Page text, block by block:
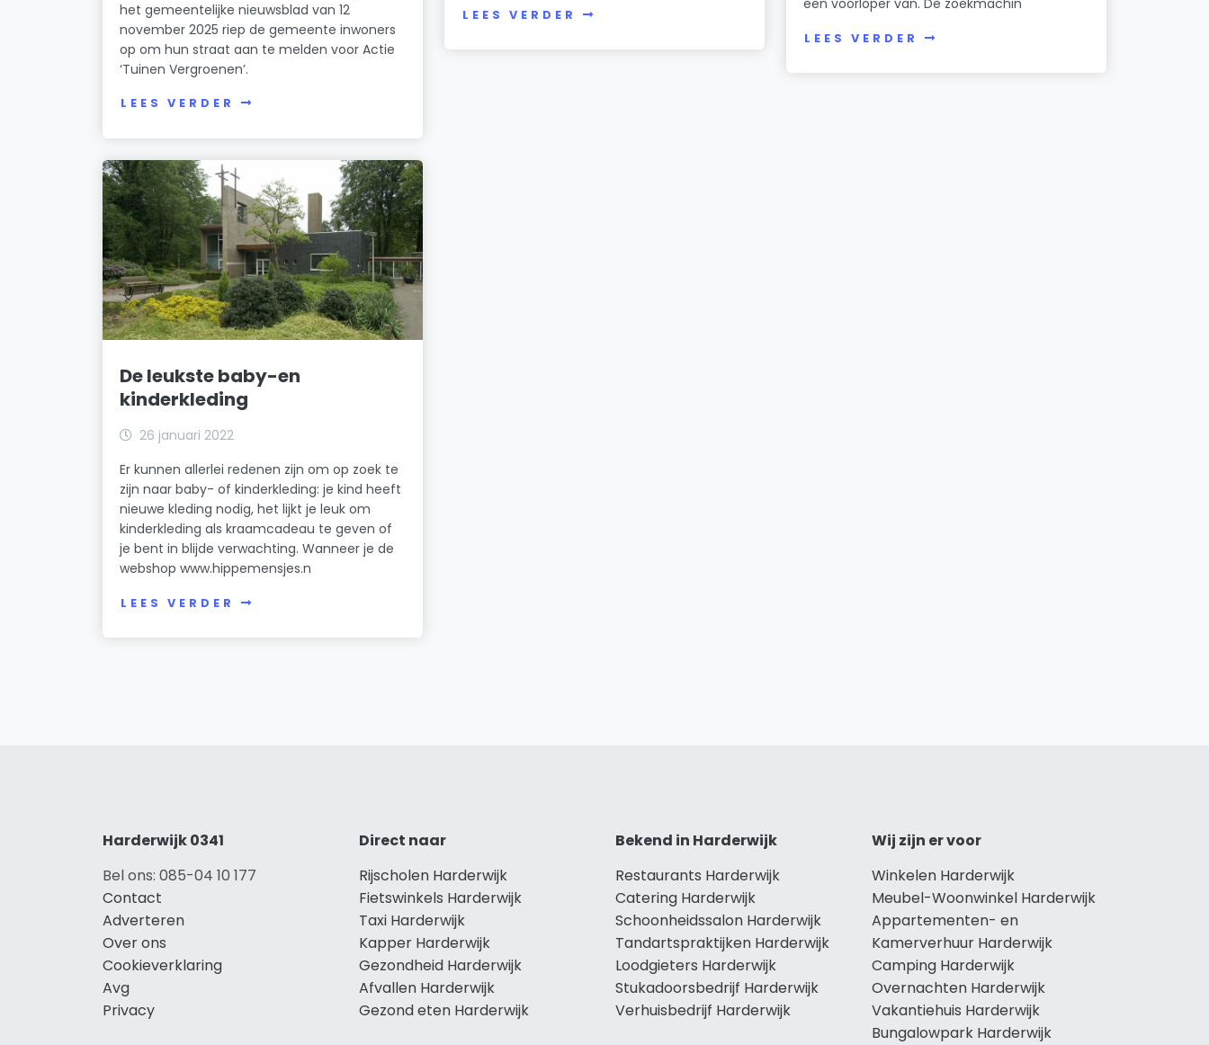
het gemeentelijke nieuwsblad van 12
november 2025 riep de gemeente inwoners
op om hun straat aan te melden voor Actie
‘Tuinen Vergroenen’.
LEES VERDER
LEES VERDER
een voorloper van. De zoekmachin
LEES VERDER
De leukste baby-en
kinderkleding
26 januari 2022
Er kunnen allerlei redenen zijn om op zoek te
zijn naar baby- of kinderkleding: je kind heeft
nieuwe kleding nodig, het lijkt je leuk om
kinderkleding als kraamcadeau te geven of
je bent in blijde verwachting. Wanneer je de
webshop www.hippemensjes.n
LEES VERDER
Harderwijk 0341
Bel ons: 085-04 10 177
Contact
Adverteren
Over ons
Cookieverklaring
Avg
Privacy
Direct naar
Rijscholen Harderwijk
Fietswinkels Harderwijk
Taxi Harderwijk
Kapper Harderwijk
Gezondheid Harderwijk
Afvallen Harderwijk
Gezond eten Harderwijk
Bekend in Harderwijk
Restaurants Harderwijk
Catering Harderwijk
Schoonheidssalon Harderwijk
Tandartspraktijken Harderwijk
Loodgieters Harderwijk
Stukadoorsbedrijf Harderwijk
Verhuisbedrijf Harderwijk
Wij zijn er voor
Winkelen Harderwijk
Meubel-Woonwinkel Harderwijk
Appartementen- en
Kamerverhuur Harderwijk
Camping Harderwijk
Overnachten Harderwijk
Vakantiehuis Harderwijk
Bungalowpark Harderwijk